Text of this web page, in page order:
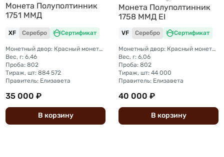
Монета Полуполтинник
1751 ММД
XF Серебро Сертификат
Монетный двор: Красный монетный двор (Москва)
Вес, г: 6,46
Проба: 802
Тираж, шт: 884 572
Правитель: Елизавета
35 000 ₽
В корзину
Монета Полуполтинник
1758 ММД ЕI
VF Серебро Сертификат
Монетный двор: Красный монетный двор (Москва)
Вес, г: 6,06
Проба: 802
Тираж, шт: 44 000
Правитель: Елизавета
40 000 ₽
В корзину